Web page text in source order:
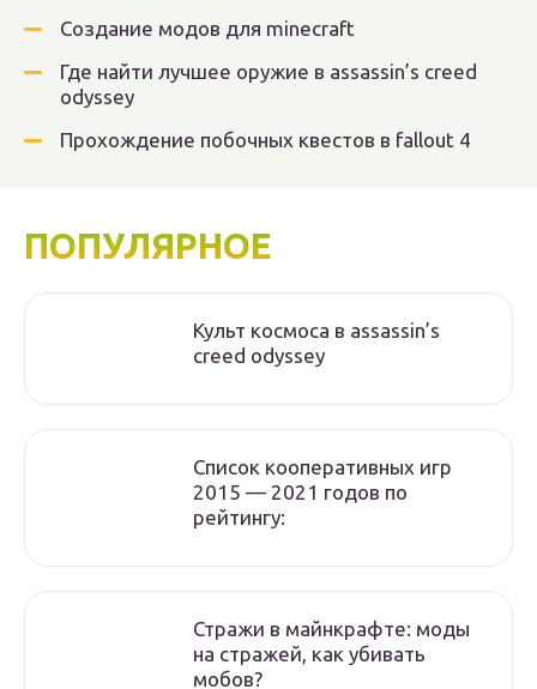
Создание модов для minecraft
Где найти лучшее оружие в assassin’s creed
odyssey
Прохождение побочных квестов в fallout 4
ПОПУЛЯРНОЕ
Культ космоса в assassin’s
creed odyssey
Список кооперативных игр
2015 — 2021 годов по
рейтингу:
Стражи в майнкрафте: моды
на стражей, как убивать
мобов?